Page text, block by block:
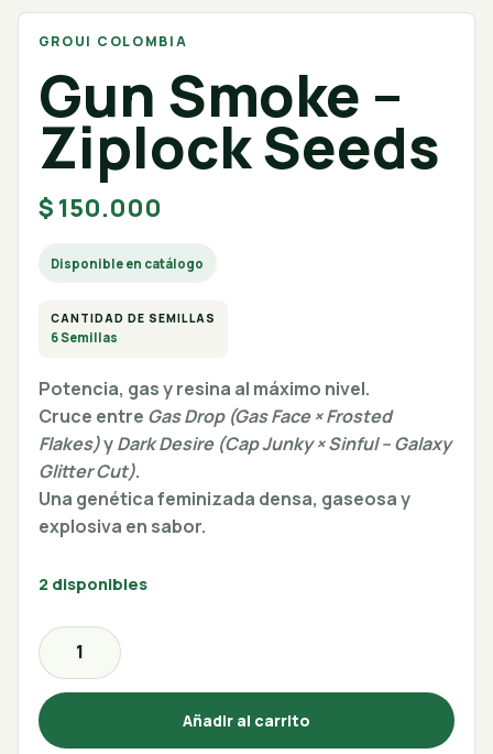
GROUI COLOMBIA
Gun Smoke –
Ziplock Seeds
$ 150.000
Disponible en catálogo
CANTIDAD DE SEMILLAS
6 Semillas
Potencia, gas y resina al máximo nivel.
Cruce entre Gas Drop (Gas Face × Frosted
Flakes)yDark Desire (Cap Junky × Sinful – Galaxy
Glitter Cut).
Una genética feminizada densa, gaseosa y
explosiva en sabor.
2 disponibles
Añadir al carrito